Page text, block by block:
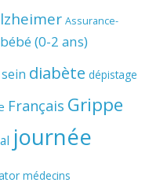
Assurance-
bébé (0-2 ans)
diabète dépistage
Français Grippe
journée
médecins